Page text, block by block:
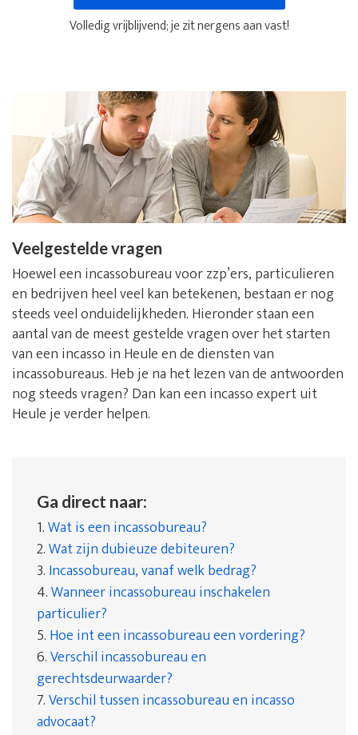
Volledig vrijblijvend; je zit nergens aan vast!
Veelgestelde vragen
Hoewel een incassobureau voor zzp’ers, particulieren
en bedrijven heel veel kan betekenen, bestaan er nog
steeds veel onduidelijkheden. Hieronder staan een
aantal van de meest gestelde vragen over het starten
van een incasso in Heule en de diensten van
incassobureaus. Heb je na het lezen van de antwoorden
nog steeds vragen? Dan kan een incasso expert uit
Heule je verder helpen.
Ga direct naar:
1.Wat is een incassobureau?
2.Wat zijn dubieuze debiteuren?
3. Incassobureau, vanaf welk bedrag?
4.Wanneer incassobureau inschakelen
particulier?
5. Hoe int een incassobureau een vordering?
6.Verschil incassobureau en
gerechtsdeurwaarder?
7.Verschil tussen incassobureau en incasso
advocaat?